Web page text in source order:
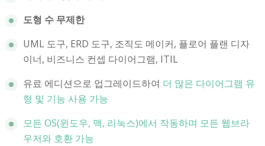
도형 수 무제한
UML 도구, ERD 도구, 조직도 메이커, 플로어 플랜 디자
이너, 비즈니스 컨셉 다이어그램, ITIL
유료 에디션으로 업그레이드하여 더 많은 다이어그램 유
형 및 기능 사용 가능
모든 OS(윈도우, 맥, 리눅스)에서 작동하며 모든 웹브라
우저와 호환 가능